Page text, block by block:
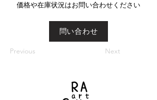
​価格や在庫状況はお問い合わせください
問い合わせ
Previous Next